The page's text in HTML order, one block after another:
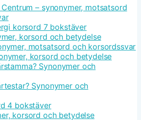
– synonymer, motsatsord
korsord 7 bokstäver
korsord och betydelse
motsatsord och korsordssvar
korsord och betydelse
Synonymer och
Synonymer och
4 bokstäver
korsord och betydelse